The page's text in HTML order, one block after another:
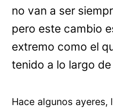
no van a ser
pero este cambio
extremo como el
tenido a lo largo
Hace algunos ayeres,